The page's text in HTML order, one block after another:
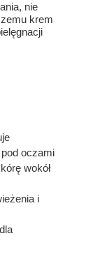
nie
krem
oczami
wokół
i